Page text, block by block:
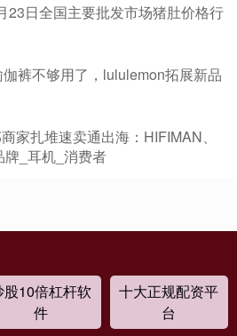
23日全国主要批发市场猪肚价格行
裤不够用了，lululemon拓展新品
家扎堆速卖通出海：HIFIMAN、
_耳机_消费者
股10倍杠杆软
件
十大正规配资平
台